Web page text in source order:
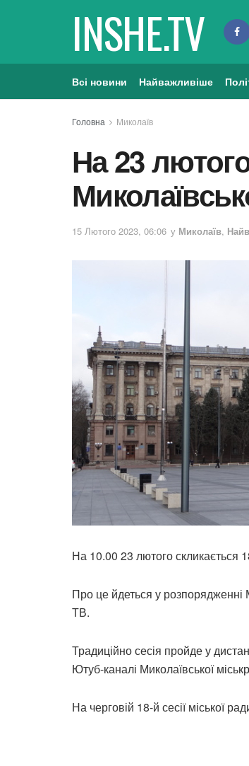
INSHE.TV
Всі новини Найважливіше
Головна Миколаїв
На 23
15 Лютого 2023, 06:06 у Миколаїв,
На 10.00 23 лютого скликається
Про це йдеться у розпорядженні
ТВ.
Традиційно сесія пройде у
Ютуб-каналі Миколаївської
На черговій 18-й сесії міської